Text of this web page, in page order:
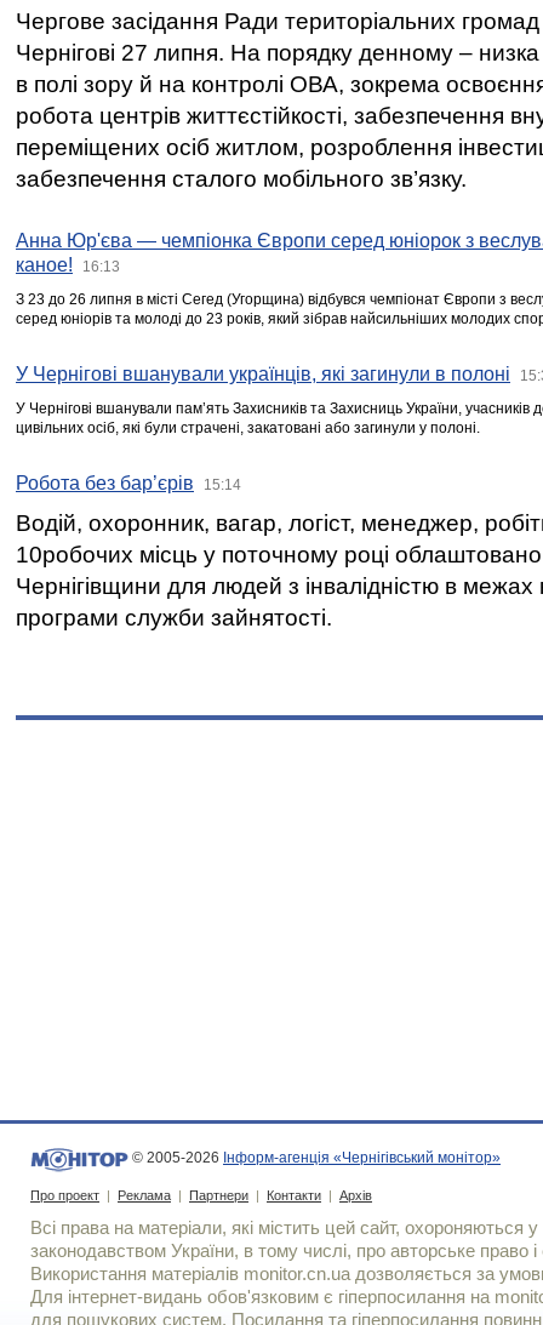
Чергове засідання Ради територіальних громад
Чернігові 27 липня. На порядку денному –
в полі зору й на контролі ОВА, зокрема освоєння
робота центрів життєстійкості, забезпечення
переміщених осіб житлом, розроблення
забезпечення сталого мобільного зв’язку.
Анна Юр'єва — чемпіонка Європи серед юніорок з
каное!
16:13
З 23 до 26 липня в місті Сегед (Угорщина) відбувся чемпіонат Європи з
серед юніорів та молоді до 23 років, який зібрав найсильніших молодих
У Чернігові вшанували українців, які загинули в полоні
У Чернігові вшанували пам’ять Захисників та Захисниць України,
цивільних осіб, які були страчені, закатовані або загинули у полоні.
Робота без бар’єрів 15:14
Водій, охоронник, вагар, логіст, менеджер,
10робочих місць у поточному році
Чернігівщини для людей з інвалідністю в межах
програми служби зайнятості.
© 2005-2026 Інформ-агенція «Чернігівський монітор»
Про проект | Реклама | Партнери | Контакти | Архів
Всі права на матеріали, які містить цей сайт, охороняються у
законодавством України, в тому числі, про авторське право і
Використання матерiалiв monitor.cn.ua дозволяється за
Для iнтернет-видань обов'язковим є гiперпосилання на
для пошукових систем. Посилання та гіперпосилання